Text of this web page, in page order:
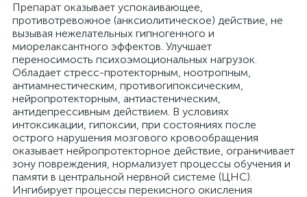
Препарат оказывает успокаивающее,
противотревожное (анксиолитическое) действие, не
вызывая нежелательных гипногенного и
миорелаксантного эффектов. Улучшает
переносимость психоэмоциональных нагрузок.
Обладает стресс-протекторным, ноотропным,
антиамнестическим, противогипоксическим,
нейропротекторным, антиастеническим,
антидепрессивным действием. В условиях
интоксикации, гипоксии, при состояниях после
острого нарушения мозгового кровообращения
оказывает нейропротекторное действие, ограничивает
зону повреждения, нормализует процессы обучения и
памяти в центральной нервной системе (ЦНС).
Ингибирует процессы перекисного окисления